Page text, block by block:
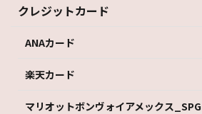
クレジットカード
ANAカード
楽天カード
マリオットボンヴォイアメックス_SPG